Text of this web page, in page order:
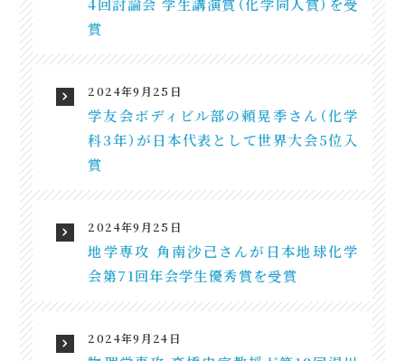
賞
2024年9月25日
学友会ボディビル部の頼晃季さん（化学
科3年）が日本代表として世界大会5位入
賞
2024年9月25日
地学専攻 角南沙己さんが日本地球化学
会第71回年会学生優秀賞を受賞
2024年9月24日